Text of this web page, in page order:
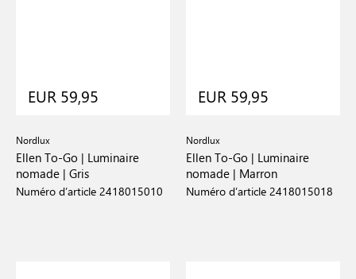
EUR 59,95
Nordlux
Ellen To-Go | Luminaire
nomade | Gris
Numéro d’article 2418015010
EUR 59,95
Nordlux
Ellen To-Go | Luminaire
nomade | Marron
Numéro d’article 2418015018